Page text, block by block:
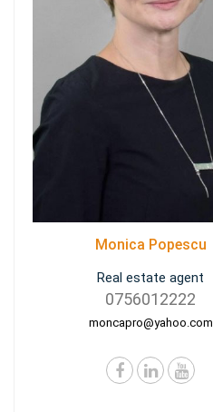
Monica Popescu
Real estate agent
0756012222
moncapro@yahoo.com